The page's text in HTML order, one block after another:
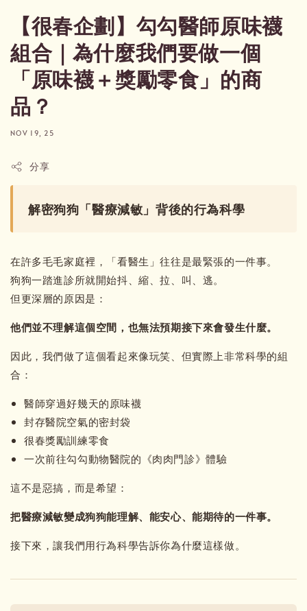
【很春企劃】勾勾醫師原味襪
組合｜為什麼我們要做一個
「原味襪＋獎勵零食」的商
品？
NOV 19, 25
分享
解密狗狗「醫療減敏」背後的行為科學
在許多毛毛家庭裡，「看醫生」往往是最緊張的一件事。
狗狗一踏進診所就開始抖、縮、拉、叫、逃。
但更深層的原因是：
他們並不理解這個空間，也無法預期接下來會發生什麼。
因此，我們做了這個看起來像玩笑、但實際上非常科學的組
合：
醫師穿過好幾天的原味襪
封存醫院空氣的密封袋
很春獎勵訓練零食
一次前往勾勾動物醫院的《肉肉門診》體驗
這不是惡搞，而是希望：
把醫療減敏變成狗狗能理解、能安心、能期待的一件事。
接下來，讓我們用行為科學告訴你為什麼這樣做。